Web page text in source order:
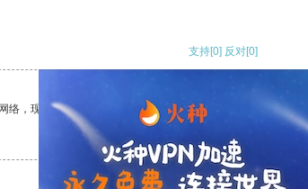
支持[0] 反对[0]
，现在有了这个app，我再也不用担心了。
支持 反对